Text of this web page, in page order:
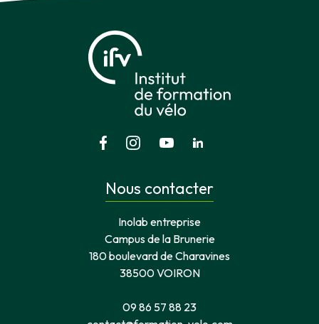
Nous contacter
Inolab entreprise
Campus de la Brunerie
180 boulevard de Charavines
38500 VOIRON
09 86 57 88 23